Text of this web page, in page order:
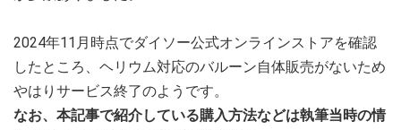
2024年11月時点でダイソー公式オンラインストアを確認
したところ、ヘリウム対応のバルーン自体販売がないため
やはりサービス終了のようです。
なお、本記事で紹介している購入方法などは執筆当時の情